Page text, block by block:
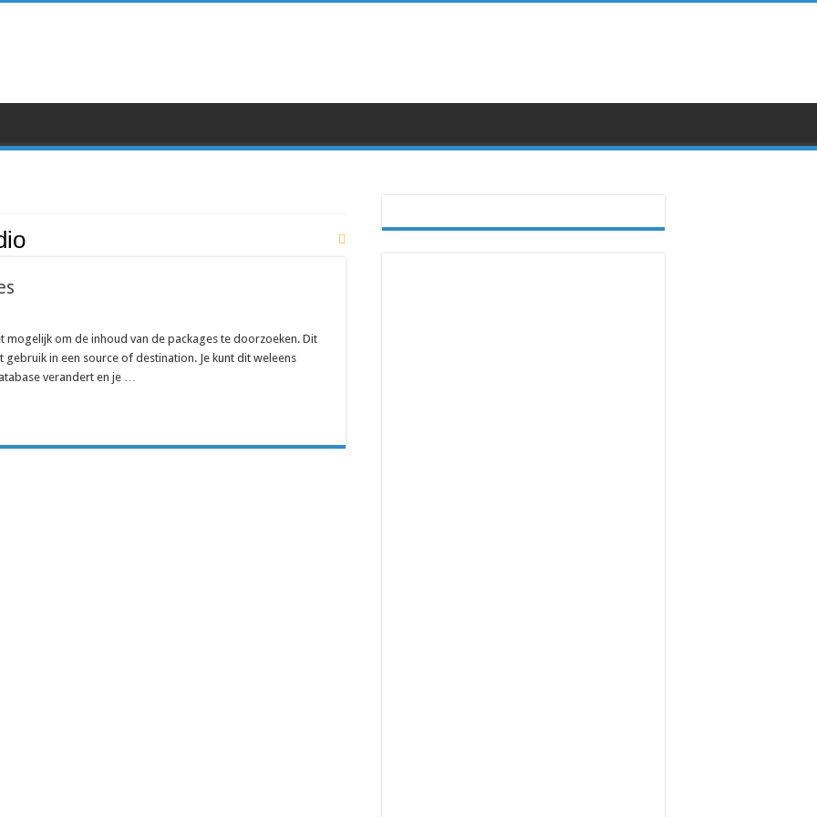
mogelijk om de inhoud van de packages te doorzoeken. Dit
in een source of destination. Je kunt dit weleens
verandert en je …